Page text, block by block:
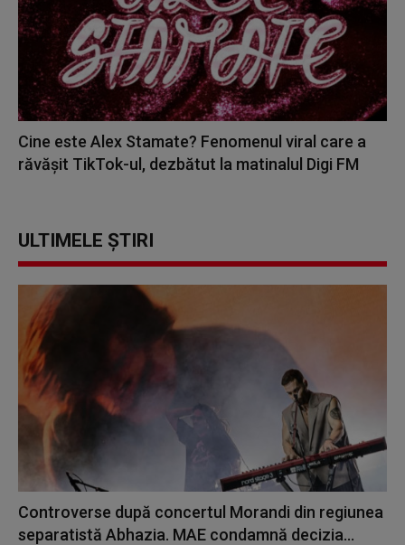
Cine este Alex Stamate? Fenomenul viral care a
răvășit TikTok-ul, dezbătut la matinalul Digi FM
ULTIMELE ȘTIRI
Controverse după concertul Morandi din regiunea
separatistă Abhazia. MAE condamnă decizia...